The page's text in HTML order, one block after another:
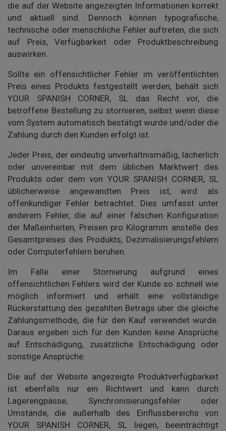
die auf der Website angezeigten Informationen korrekt
und aktuell sind. Dennoch können typografische,
technische oder menschliche Fehler auftreten, die sich
auf Preis, Verfügbarkeit oder Produktbeschreibung
auswirken.
Sollte ein offensichtlicher Fehler im veröffentlichten
Preis eines Produkts festgestellt werden, behält sich
YOUR SPANISH CORNER, SL das Recht vor, die
betroffene Bestellung zu stornieren, selbst wenn diese
vom System automatisch bestätigt wurde und/oder die
Zahlung durch den Kunden erfolgt ist.
Jeder Preis, der eindeutig unverhältnismäßig, lächerlich
oder unvereinbar mit dem üblichen Marktwert des
Produkts oder dem von YOUR SPANISH CORNER, SL
üblicherweise angewandten Preis ist, wird als
offenkundiger Fehler betrachtet. Dies umfasst unter
anderem Fehler, die auf einer falschen Konfiguration
der Maßeinheiten, Preisen pro Kilogramm anstelle des
Gesamtpreises des Produkts, Dezimalisierungsfehlern
oder Computerfehlern beruhen.
Im Falle einer Stornierung aufgrund eines
offensichtlichen Fehlers wird der Kunde so schnell wie
möglich informiert und erhält eine vollständige
Rückerstattung des gezahlten Betrags über die gleiche
Zahlungsmethode, die für den Kauf verwendet wurde.
Daraus ergeben sich für den Kunden keine Ansprüche
auf Entschädigung, zusätzliche Entschädigung oder
sonstige Ansprüche.
Die auf der Website angezeigte Produktverfügbarkeit
ist ebenfalls nur ein Richtwert und kann durch
Lagerengpässe, Synchronisierungsfehler oder
Umstände, die außerhalb des Einflussbereichs von
YOUR SPANISH CORNER, SL liegen, beeinträchtigt